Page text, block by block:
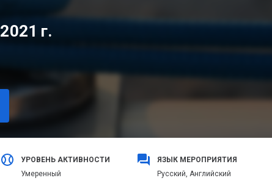
г.
УРОВЕНЬ АКТИВНОСТИ
Умеренный
ЯЗЫК МЕРОПРИЯТИЯ
Русский, Английский